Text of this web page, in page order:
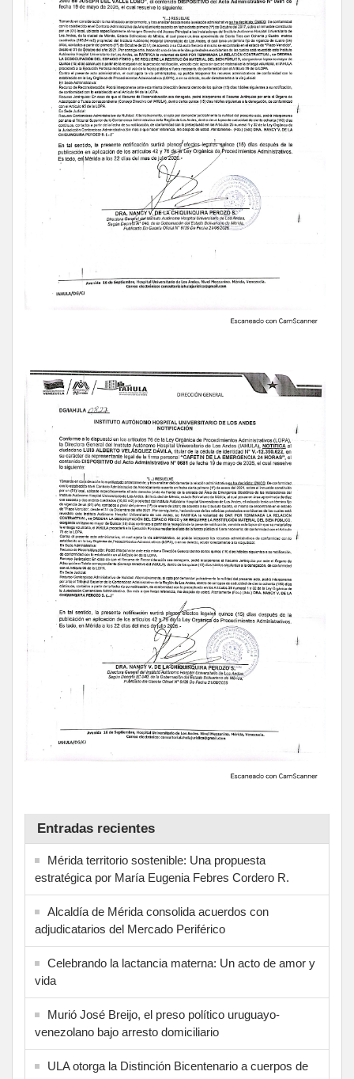
Entradas recientes
Mérida territorio sostenible: Una propuesta
estratégica por María Eugenia Febres Cordero R.
Alcaldía de Mérida consolida acuerdos con
adjudicatarios del Mercado Periférico
Celebrando la lactancia materna: Un acto de amor y
vida
Murió José Breijo, el preso político uruguayo-
venezolano bajo arresto domiciliario
ULA otorga la Distinción Bicentenario a cuerpos de